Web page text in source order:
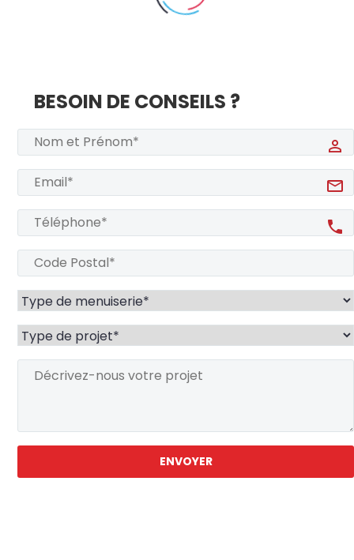
BESOIN DE CONSEILS ?